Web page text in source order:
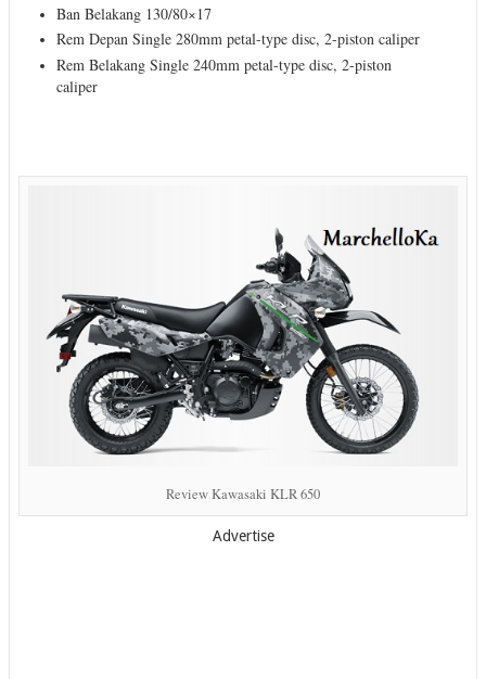
Ban Belakang 130/80×17
Rem Depan Single 280mm petal-type disc, 2-piston caliper
Rem Belakang Single 240mm petal-type disc, 2-piston
caliper
Review Kawasaki KLR 650
Advertise